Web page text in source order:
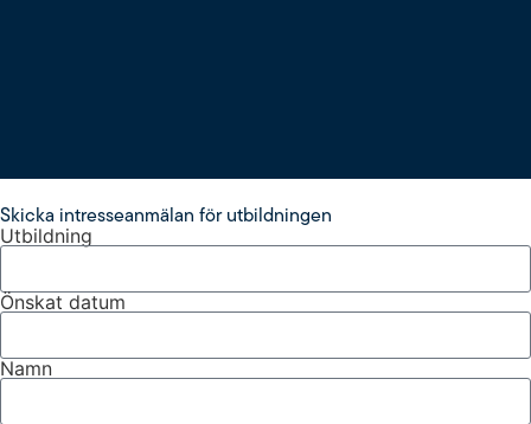
Skicka intresseanmälan för utbildningen
Utbildning
Önskat datum
Namn